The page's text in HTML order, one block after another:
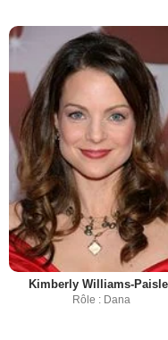
Kimberly Williams-
Rôle : Dana